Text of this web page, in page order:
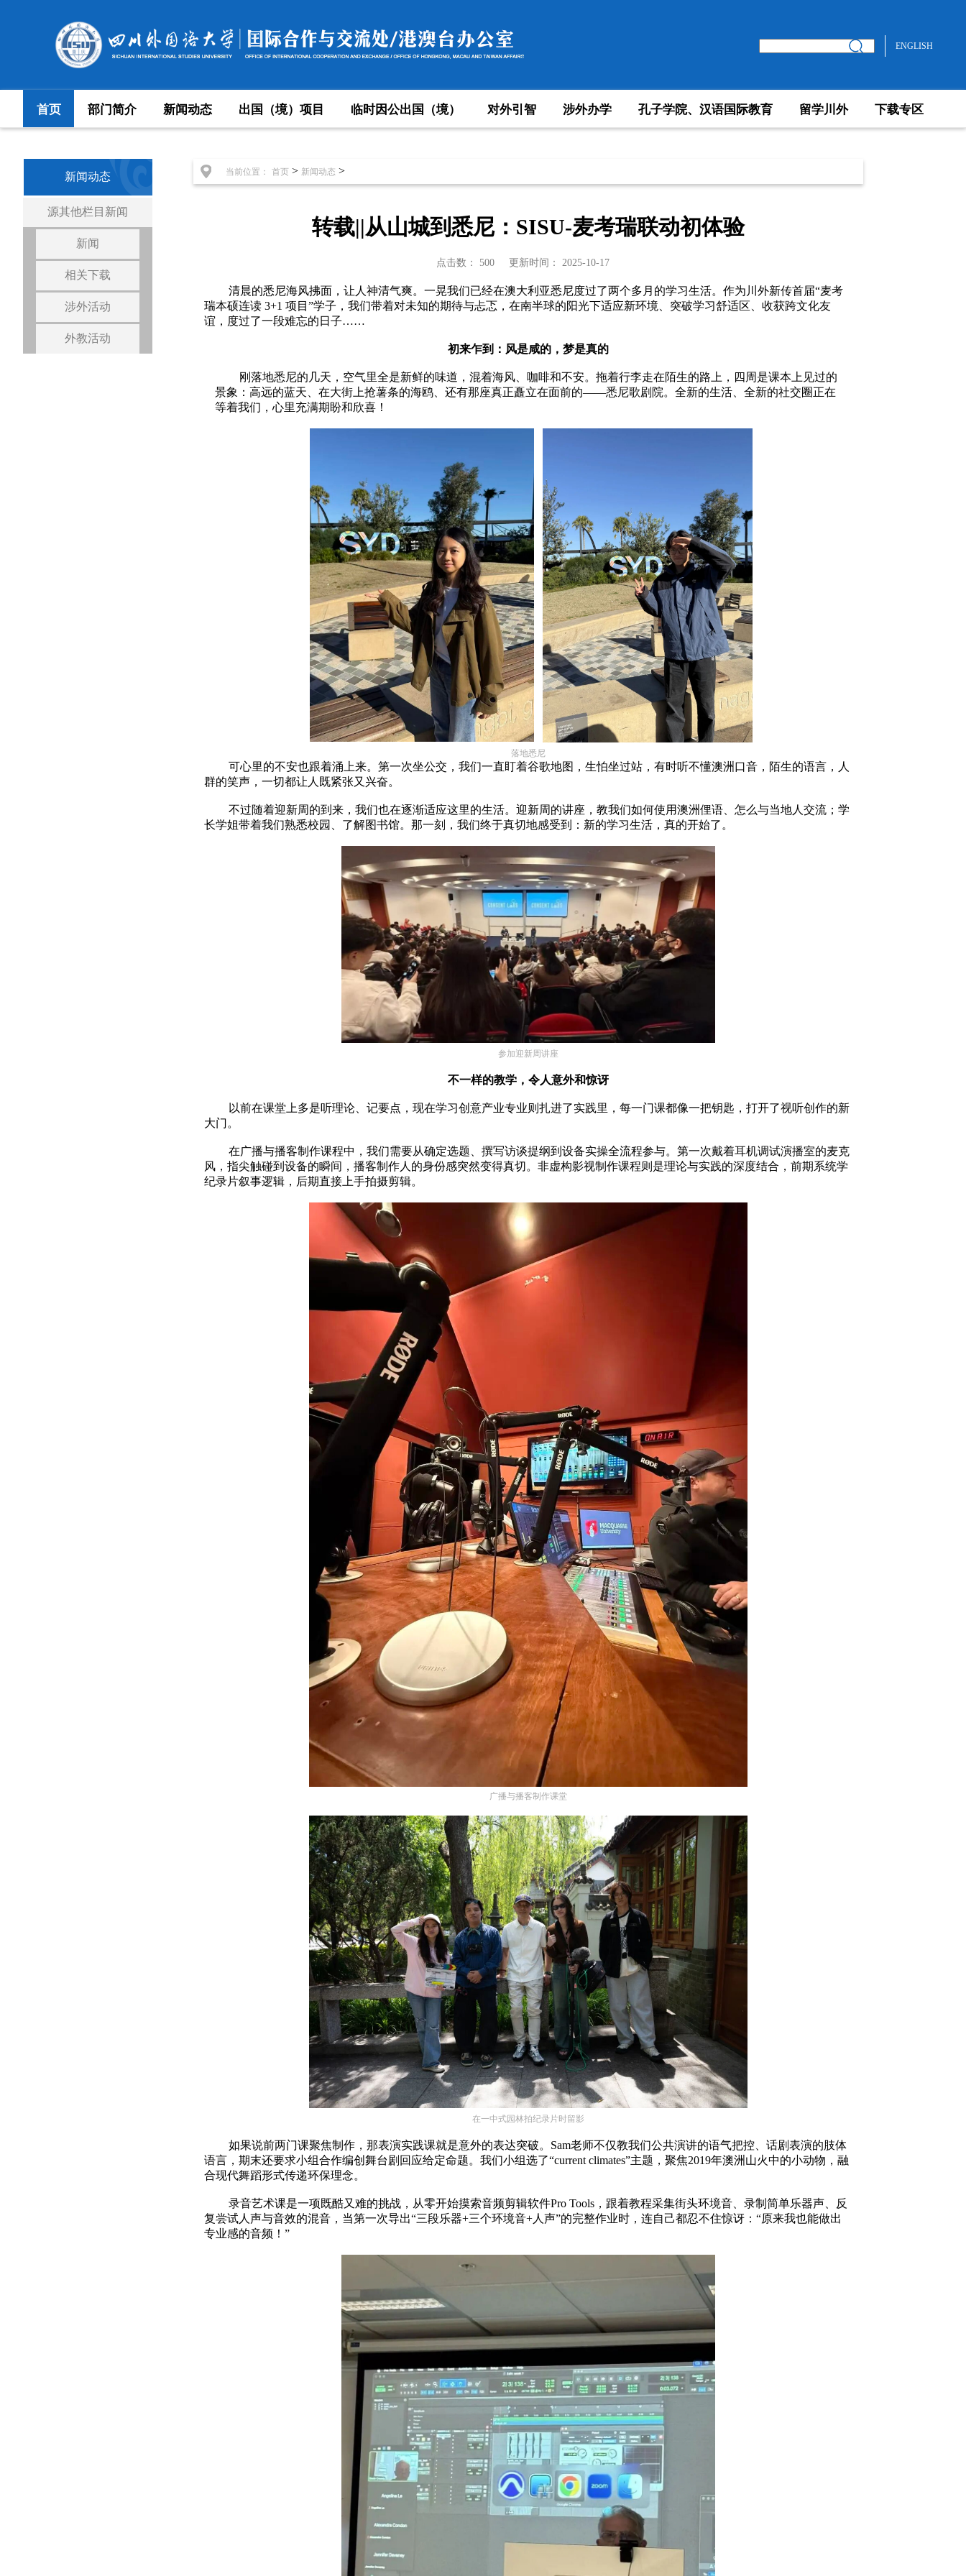
ENGLISH
首页 部门简介 新闻动态 出国（境）项目 临时因公出国（境） 对外引智 涉外办学 孔子学院、汉语国际教育 留学川外 下载专区
新闻动态
源其他栏目新闻
新闻
相关下载
涉外活动
外教活动
当前位置： 首页 > 新闻动态 >
转载||从山城到悉尼：SISU-麦考瑞联动初体验
点击数： 500 更新时间： 2025-10-17
清晨的悉尼海风拂面，让人神清气爽。一晃我们已经在澳大利亚悉尼度过了两个多月的学习生活。作为川外新传首届“麦考
瑞本硕连读 3+1 项目”学子，我们带着对未知的期待与忐忑，在南半球的阳光下适应新环境、突破学习舒适区、收获跨文化友
谊，度过了一段难忘的日子……
初来乍到：风是咸的，梦是真的
刚落地悉尼的几天，空气里全是新鲜的味道，混着海风、咖啡和不安。拖着行李走在陌生的路上，四周是课本上见过的
景象：高远的蓝天、在大街上抢薯条的海鸥、还有那座真正矗立在面前的——悉尼歌剧院。全新的生活、全新的社交圈正在
等着我们，心里充满期盼和欣喜！
落地悉尼
可心里的不安也跟着涌上来。第一次坐公交，我们一直盯着谷歌地图，生怕坐过站，有时听不懂澳洲口音，陌生的语言，人
群的笑声，一切都让人既紧张又兴奋。
不过随着迎新周的到来，我们也在逐渐适应这里的生活。迎新周的讲座，教我们如何使用澳洲俚语、怎么与当地人交流；学
长学姐带着我们熟悉校园、了解图书馆。那一刻，我们终于真切地感受到：新的学习生活，真的开始了。
参加迎新周讲座
不一样的教学，令人意外和惊讶
以前在课堂上多是听理论、记要点，现在学习创意产业专业则扎进了实践里，每一门课都像一把钥匙，打开了视听创作的新
大门。
在广播与播客制作课程中，我们需要从确定选题、撰写访谈提纲到设备实操全流程参与。第一次戴着耳机调试演播室的麦克
风，指尖触碰到设备的瞬间，播客制作人的身份感突然变得真切。非虚构影视制作课程则是理论与实践的深度结合，前期系统学
纪录片叙事逻辑，后期直接上手拍摄剪辑。
广播与播客制作课堂
在一中式园林拍纪录片时留影
如果说前两门课聚焦制作，那表演实践课就是意外的表达突破。 Sam老师不仅教我们公共演讲的语气把控、话剧表演的肢体
语言，期末还要求小组合作编创舞台剧回应给定命题。我们小组选了“current climates”主题，聚焦2019年澳洲山火中的小动物，融
合现代舞蹈形式传递环保理念。
录音艺术课是一项既酷又难的挑战，从零开始摸索音频剪辑软件Pro Tools ，跟着教程采集街头环境音、录制简单乐器声、反
复尝试人声与音效的混音，当第一次导出“三段乐器+三个环境音+人声”的完整作业时，连自己都忍不住惊讶：“原来我也能做出
专业感的音频！”